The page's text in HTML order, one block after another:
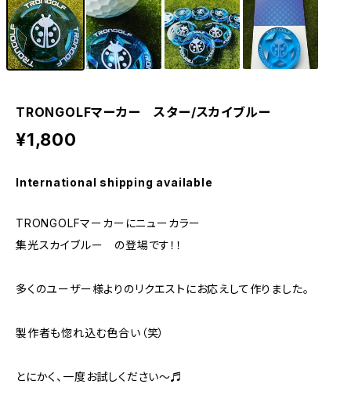
TRONGOLFマーカー スター/スカイブルー
¥1,800
International shipping available
TRONGOLFマーカーにニューカラー
集光スカイブルー の登場です！！
多くのユーザー様よりのリクエストにお応えして作りました。
製作者も惚れ込む色合い（笑）
とにかく、一度お試しください〜♬